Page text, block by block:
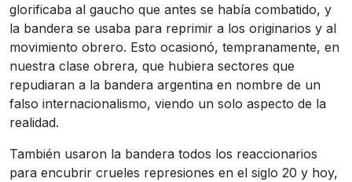
glorificaba al gaucho que antes se había combatido, y
la bandera se usaba para reprimir a los originarios y al
movimiento obrero. Esto ocasionó, tempranamente, en
nuestra clase obrera, que hubiera sectores que
repudiaran a la bandera argentina en nombre de un
falso internacionalismo, viendo un solo aspecto de la
realidad.
También usaron la bandera todos los reaccionarios
para encubrir crueles represiones en el siglo 20 y hoy,